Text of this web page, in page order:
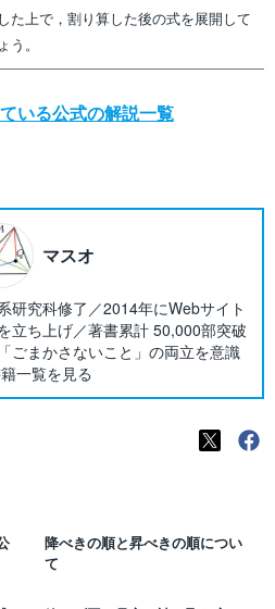
た上で，割り算した後の式を展開して
。
いる公式の解説一覧
マスオ
研究科修了／2014年にWebサイト
立ち上げ／著書累計 50,000部突破
ごまかさないこと」の両立を意識
一覧を見る
降べきの順と昇べきの順につい
て